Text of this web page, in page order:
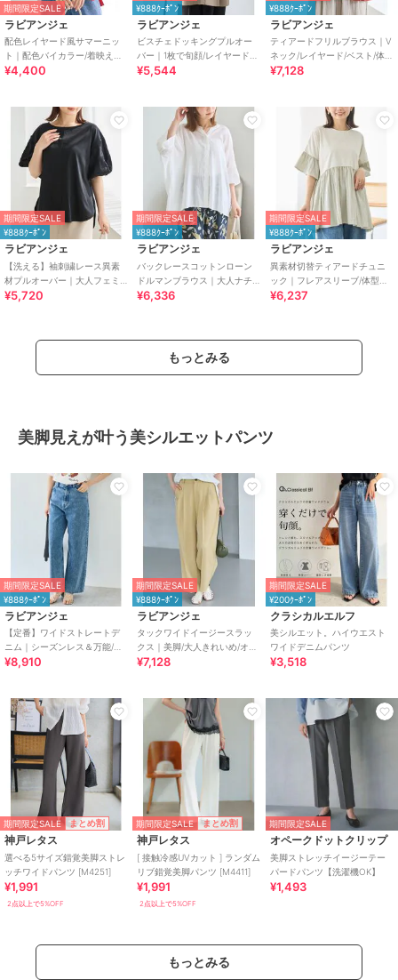
期間限定SALE
ラビアンジェ
配色レイヤード風サマーニッ
ト｜配色バイカラー/着映えト
ップス/サラサラ快適/体型カバ
¥4,400
¥888ｸｰﾎﾟﾝ
ラビアンジェ
ビスチェドッキングプルオー
バー｜1枚で旬顔/レイヤード
風/着映えデザイン/異素材切替/
¥5,544
¥888ｸｰﾎﾟﾝ
ラビアンジェ
ティアードフリルブラウス｜V
ネック/レイヤード/ベスト/体型
カバー
¥7,128
期間限定SALE
¥888ｸｰﾎﾟﾝ
ラビアンジェ
【洗える】袖刺繍レース異素
材プルオーバー｜大人フェミ
ニン/きれいめ/ボリューム袖/体
¥5,720
期間限定SALE
¥888ｸｰﾎﾟﾝ
ラビアンジェ
バックレースコットンローン
ドルマンブラウス｜大人ナチ
ュラル/後ろ姿映え/ドルマンス
¥6,336
期間限定SALE
¥888ｸｰﾎﾟﾝ
ラビアンジェ
異素材切替ティアードチュニ
ック｜フレアスリーブ/体型カ
バー
¥6,237
もっとみる
美脚見えが叶う美シルエットパンツ
期間限定SALE
¥888ｸｰﾎﾟﾝ
ラビアンジェ
【定番】ワイドストレートデ
ニム｜シーズンレス＆万能/美
脚/脚長/ハイウエスト/ワイドデ
¥8,910
期間限定SALE
¥888ｸｰﾎﾟﾝ
ラビアンジェ
タックワイドイージースラッ
クス｜美脚/大人きれいめ/オフ
ィスカジュアル/センタープレ
¥7,128
期間限定SALE
¥200ｸｰﾎﾟﾝ
クラシカルエルフ
美シルエット。ハイウエスト
ワイドデニムパンツ
¥3,518
期間限定SALE まとめ割
神戸レタス
選べる5サイズ錯覚美脚ストレ
ッチワイドパンツ [M4251]
¥1,991
2点以上で5%OFF
期間限定SALE まとめ割
神戸レタス
[ 接触冷感UVカット ] ランダム
リブ錯覚美脚パンツ [M4411]
¥1,991
2点以上で5%OFF
期間限定SALE
オペークドットクリップ
美脚ストレッチイージーテー
パードパンツ【洗濯機OK】
¥1,493
もっとみる